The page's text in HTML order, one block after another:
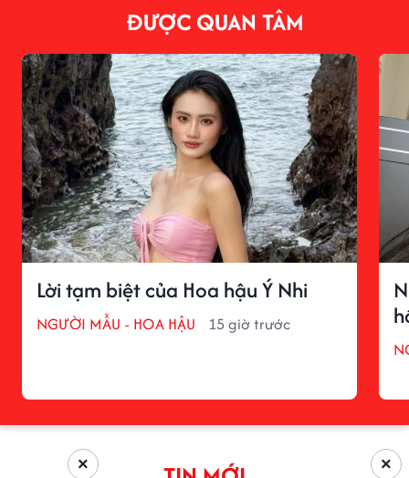
ĐƯỢC QUAN TÂM
Lời tạm biệt của Hoa hậu Ý Nhi
NGƯỜI MẪU - HOA HẬU 15 giờ trước
×
×